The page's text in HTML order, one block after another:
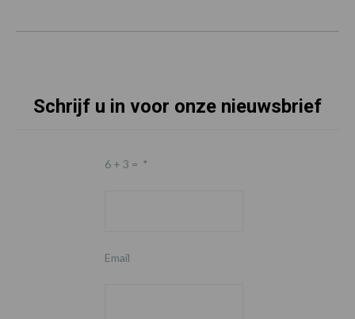
Schrijf u in voor onze nieuwsbrief
6 + 3 = *
Email